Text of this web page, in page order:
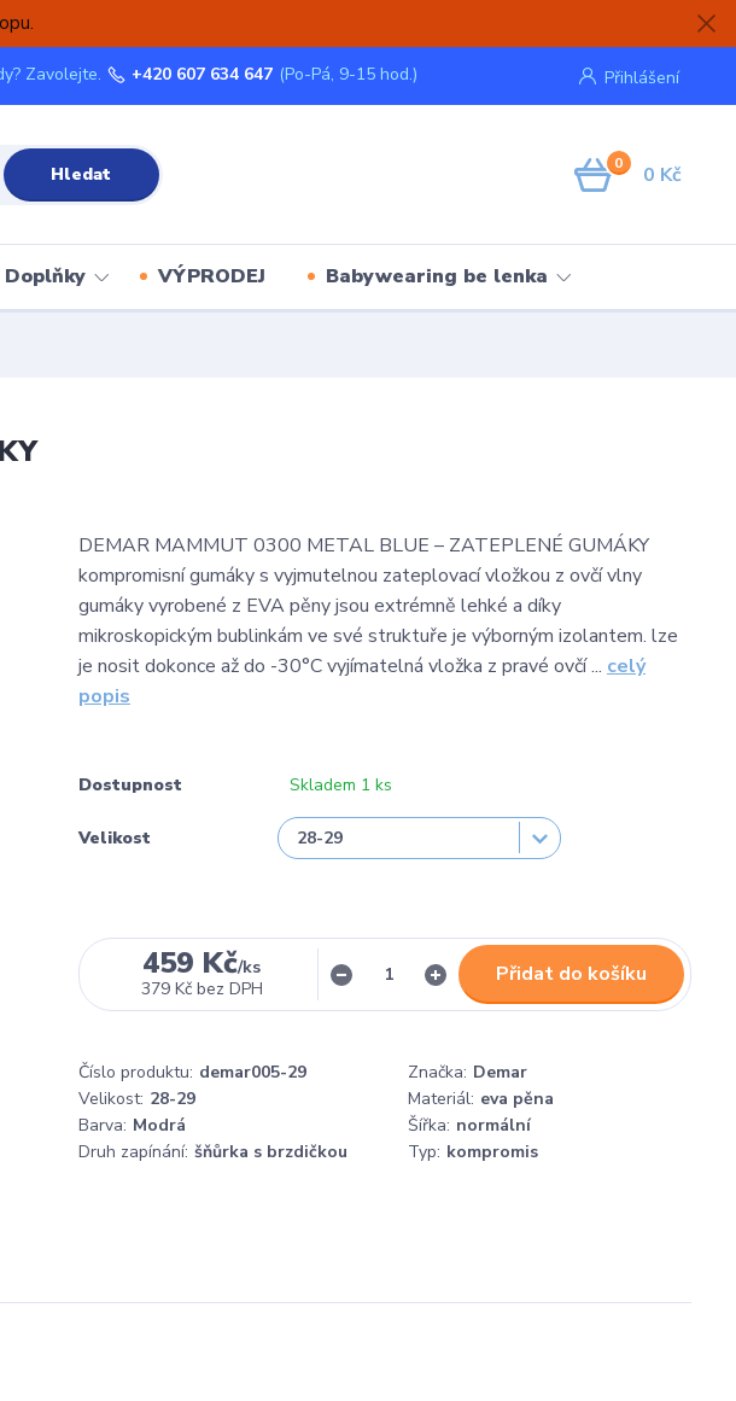
Přihlášení
Hledat
Zavolejte. +420 607 634 647 (Po-Pá, 9-15 hod.)
0 0 Kč
Doplňky VÝPRODEJ Babywearing be lenka
DEMAR MAMMUT 0300 METAL BLUE – ZATEPLENÉ GUMÁKY
kompromisní gumáky s vyjmutelnou zateplovací vložkou z ovčí vlny
gumáky vyrobené z EVA pěny jsou extrémně lehké a díky
mikroskopickým bublinkám ve své struktuře je výborným izolantem. lze
je nosit dokonce až do -30°C vyjímatelná vložka z pravé ovčí ... celý
popis
Dostupnost Skladem 1 ks
Velikost
459 Kč/ks
379 Kč bez DPH
Přidat do košíku
Číslo produktu: demar005-29 Značka: Demar
Velikost: 28-29 Materiál: eva pěna
Barva: Modrá Šířka: normální
Druh zapínání: šňůrka s brzdičkou Typ: kompromis